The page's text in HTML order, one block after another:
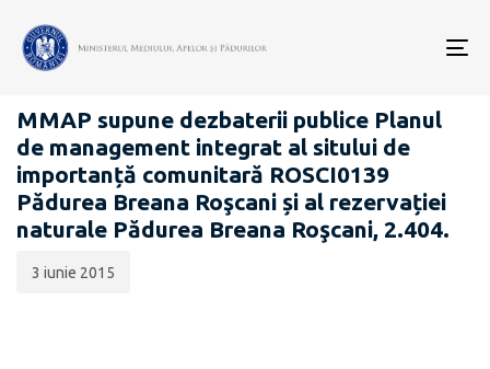
PROIECTE ACTE NORMATIVE
MMAP supune dezbaterii publice Planul
de management integrat al sitului de
importanță comunitară ROSCI0139
Pădurea Breana Roşcani și al rezervației
naturale Pădurea Breana Roşcani, 2.404.
publicării:
3 iunie 2015